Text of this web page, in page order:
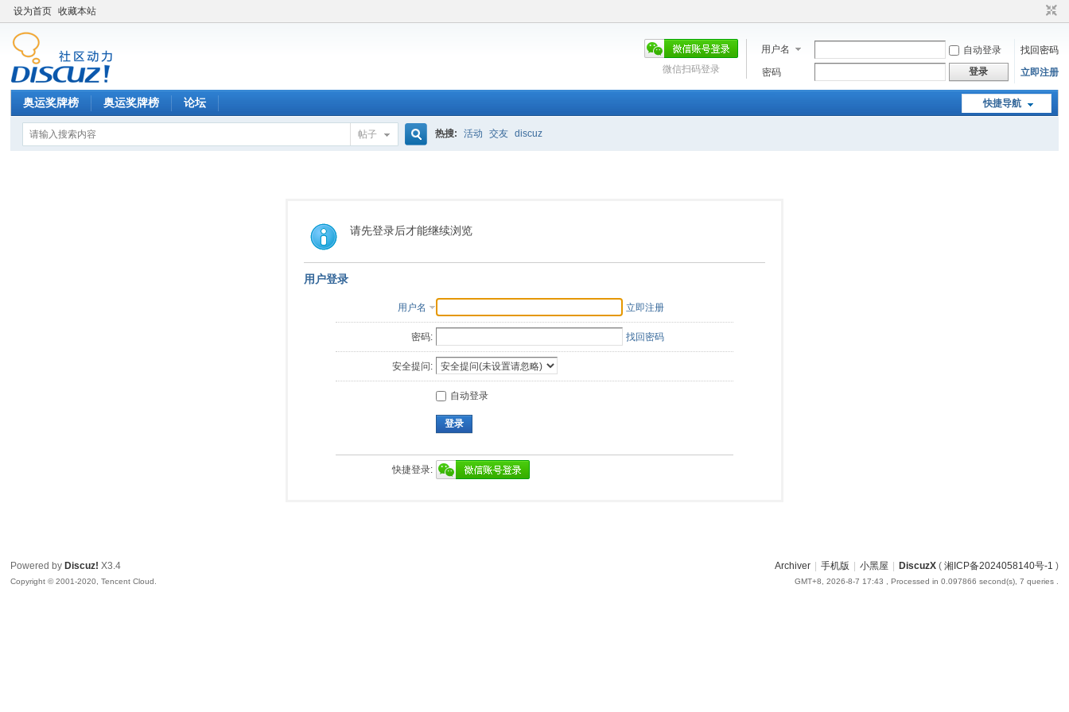
设为首页 收藏本站
用户名 自动登录
找回密码
密码
登录 立即注册
微信扫码登录
快捷导航
奥运奖牌榜 奥运奖牌榜 论坛
帖子
索
热搜: 活动 交友 discuz
请先登录后才能继续浏览
用户登录
用户名 立即注册
密码: 找回密码
安全提问:
自动登录
登录
快捷登录:
Archiver 手机版 小黑屋 DiscuzX( 湘ICP备2024058140号-1 )
GMT+8, 2026-8-7 17:43 , Processed in 0.097866 second(s), 7 queries .
Powered by Discuz! X3.4
Copyright © 2001-2020, Tencent Cloud.